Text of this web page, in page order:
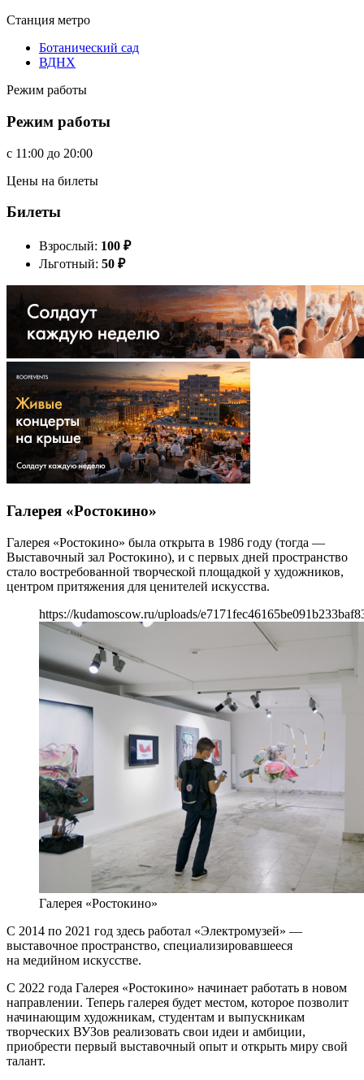
Станция метро
Ботанический сад
ВДНХ
Режим работы
Режим работы
c 11:00 до 20:00
Цены на билеты
Билеты
Взрослый: 100 ₽
Льготный: 50 ₽
Галерея «Ростокино»
Галерея «Ростокино» была открыта в 1986 году (тогда —
Выставочный зал Ростокино), и с первых дней пространство
стало востребованной творческой площадкой у художников,
центром притяжения для ценителей искусства.
https://kudamoscow.ru/uploads/
Галерея «Ростокино»
С 2014 по 2021 год здесь работал «Электромузей» —
выставочное пространство, специализировавшееся
на медийном искусстве.
С 2022 года Галерея «Ростокино» начинает работать в новом
направлении. Теперь галерея будет местом, которое позволит
начинающим художникам, студентам и выпускникам
творческих ВУЗов реализовать свои идеи и амбиции,
приобрести первый выставочный опыт и открыть миру свой
талант.